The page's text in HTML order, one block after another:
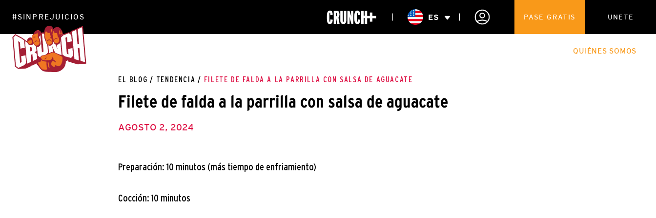
#SINPREJUICIOS
ONLINE
WORKOUTS
ES PASE GRATIS UNETE
QUIÉNES SOMOS
EL BLOG / TENDENCIA / FILETE DE FALDA A LA PARRILLA CON SALSA DE AGUACATE
Filete de falda a la parrilla con salsa de aguacate
AGOSTO 2, 2024
Preparación: 10 minutos (más tiempo de enfriamiento)
Cocción: 10 minutos